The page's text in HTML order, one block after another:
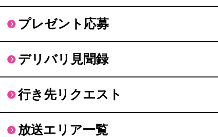
プレゼント応募
デリバリ見聞録
行き先リクエスト
放送エリア一覧